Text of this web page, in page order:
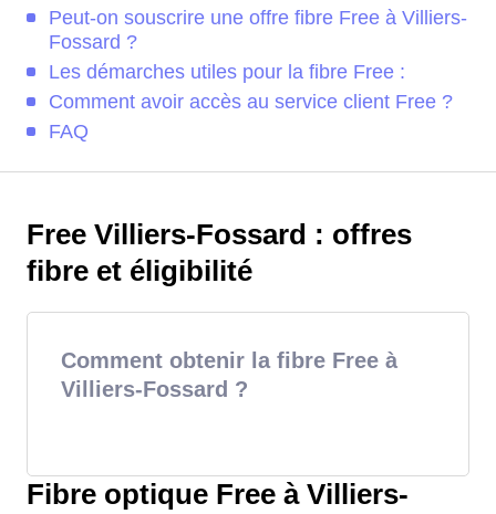
Peut-on souscrire une offre fibre Free à Villiers-
Fossard ?
Les démarches utiles pour la fibre Free :
Comment avoir accès au service client Free ?
FAQ
Free Villiers-Fossard : offres
fibre et éligibilité
Comment obtenir la fibre Free à
Villiers-Fossard ?
Fibre optique Free à Villiers-